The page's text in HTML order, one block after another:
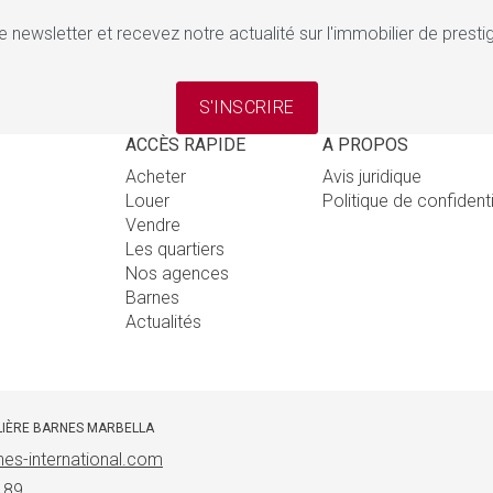
newsletter et recevez notre actualité sur l'immobilier de
S'INSCRIRE
ACCÈS RAPIDE
Acheter
Louer
Vendre
Les quartiers
Nos agences
Barnes
Actualités
A PROPOS
Avis juridique
Politique de
BARNES MARBELLA
international.com